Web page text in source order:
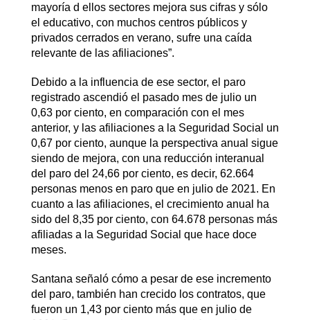
mayoría d ellos sectores mejora sus cifras y sólo
el educativo, con muchos centros públicos y
privados cerrados en verano, sufre una caída
relevante de las afiliaciones”.
Debido a la influencia de ese sector, el paro
registrado ascendió el pasado mes de julio un
0,63 por ciento, en comparación con el mes
anterior, y las afiliaciones a la Seguridad Social un
0,67 por ciento, aunque la perspectiva anual sigue
siendo de mejora, con una reducción interanual
del paro del 24,66 por ciento, es decir, 62.664
personas menos en paro que en julio de 2021. En
cuanto a las afiliaciones, el crecimiento anual ha
sido del 8,35 por ciento, con 64.678 personas más
afiliadas a la Seguridad Social que hace doce
meses.
Santana señaló cómo a pesar de ese incremento
del paro, también han crecido los contratos, que
fueron un 1,43 por ciento más que en julio de